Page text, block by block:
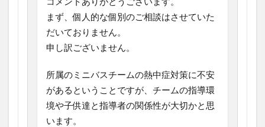
まず、個人的な個別のご相談はさせていた
だいておりません。
申し訳ございません。
所属のミニバスチームの熱中症対策に不安
があるということですが、チームの指導環
境や子供達と指導者の関係性が大切かと思
います。